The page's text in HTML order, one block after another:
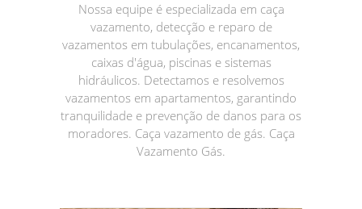
Nossa equipe é especializada em caça
vazamento, detecção e reparo de
vazamentos em tubulações, encanamentos,
caixas d'água, piscinas e sistemas
hidráulicos. Detectamos e resolvemos
vazamentos em apartamentos, garantindo
tranquilidade e prevenção de danos para os
moradores. Caça vazamento de gás. Caça
Vazamento Gás.